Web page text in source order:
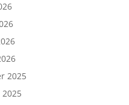
2025